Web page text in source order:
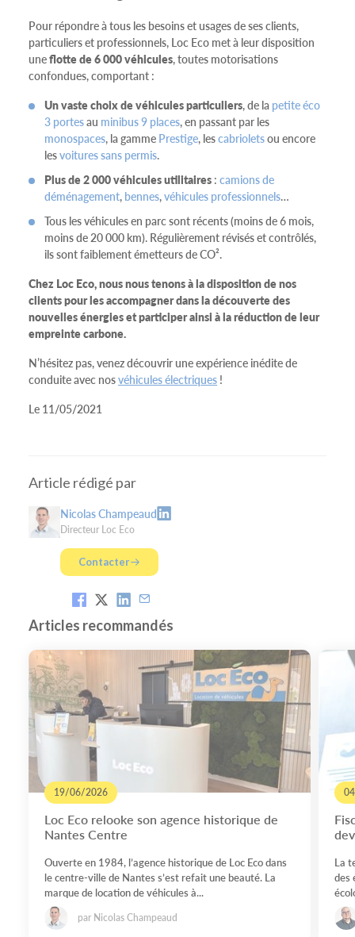
Pour répondre à tous les besoins et usages de ses clients,
particuliers et professionnels, Loc Eco met à leur disposition
uneflotte de 6 000 véhicules, toutes motorisations
confondues, comportant :
Un vaste choix de véhicules particuliers, de la petite éco
3 portesau minibus 9 places, en passant par les
monospaces, la gamme Prestige, lescabrioletsou encore
lesvoitures sans permis.
Plus de 2 000 véhicules utilitaires : camions de
déménagement, bennes,véhicules professionnels…
Tous les véhicules en parc sont récents (moins de 6 mois,
moins de 20 000 km). Régulièrement révisés et contrôlés,
ils sont faiblement émetteurs de CO².
Chez Loc Eco, nous nous tenons à la disposition de nos
clients pour les accompagner dans la découverte des
nouvelles énergies et participer ainsi à la réduction de leur
empreinte carbone.
N’hésitez pas, venez découvrir une expérience inédite de
conduite avec nosvéhicules électriques !
Le 11/05/2021
Article rédigé par
Nicolas Champeaud
Directeur Loc Eco
Contacter
Articles recommandés
19/06/2026
Loc Eco relooke son agence historique de
Nantes Centre
Ouverte en 1984, l’agence historique de Loc Eco dans
le centre-ville de Nantes s’est refait une beauté. La
marque de location de véhicules à...
par Nicolas Champeaud
La
des